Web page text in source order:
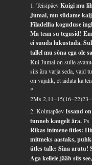
1. TeisipäevKuigi mu
Jumal, mu südame
Filadelfia koguduse
Ma tean su tegusid!
ei suuda lukustada.
tallel mu sõna ega ole
Kui Jumal on sulle
siis ära varja seda, vaid
on vajalik, et aidata ka
*
2Ms
2. KolmapäevIssand
tunneb kaugelt ära.Ps
Rikas inimene ütles:
mitmeks aastaks,
ütles talle: Sina arutu!
Aga kellele jääb siis